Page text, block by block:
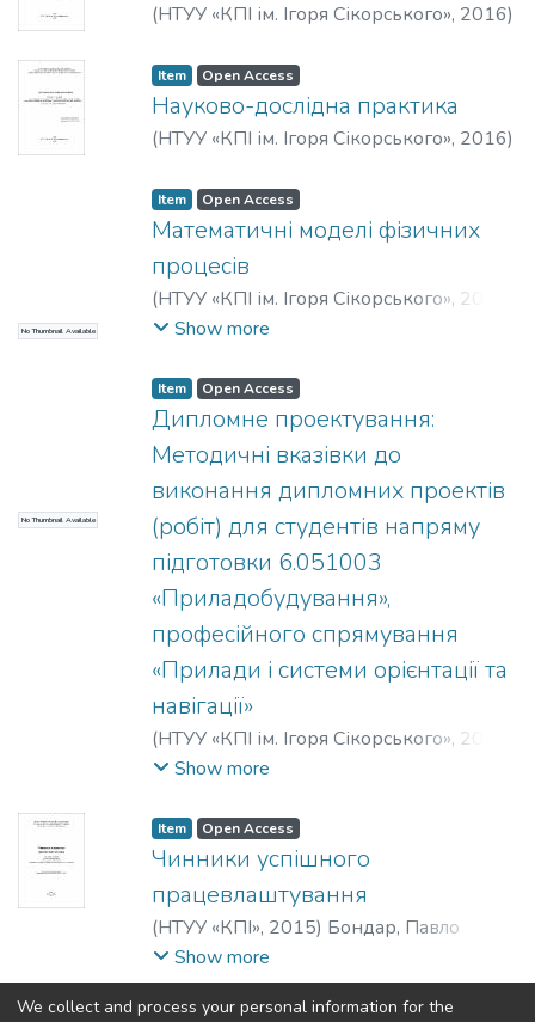
(НТУУ «КПІ ім. Ігоря Сікорського», 2016)
Item Open Access
Науково-дослідна практика
(НТУУ «КПІ ім. Ігоря Сікорського», 2016)
No Thumbnail Available
Item Open Access
Математичні моделі фізичних
процесів
(НТУУ «КПІ ім. Ігоря Сікорського», 2016
Бурау, Надія Іванівна
Show more
No Thumbnail Available
Item Open Access
Дипломне проектування:
Методичні вказівки до
виконання дипломних проектів
(робіт) для студентів напряму
підготовки 6.051003
«Приладобудування»,
професійного спрямування
«Прилади і системи орієнтації та
навігації»
(НТУУ «КПІ ім. Ігоря Сікорського», 2016
Бондар, Павло Михайлович
Show more
Item Open Access
Чинники успішного
працевлаштування
(НТУУ «КПІ», 2015) Бондар, Павло
Михайлович;
Степанович;Півторак, Діана
Олександрівна;Павловський, Олексій
Show more
We collect and process your personal information for the